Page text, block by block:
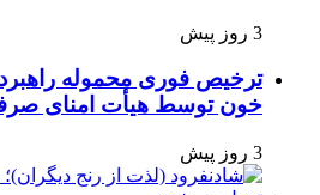
3 روز پیش
ترخیص فوری محموله
خون توسط هیأت امنای
3 روز پیش